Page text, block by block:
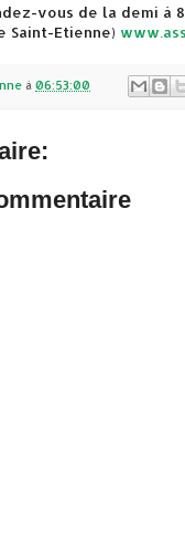
vous de la demi à
Saint-Etienne)
à 06:53:00